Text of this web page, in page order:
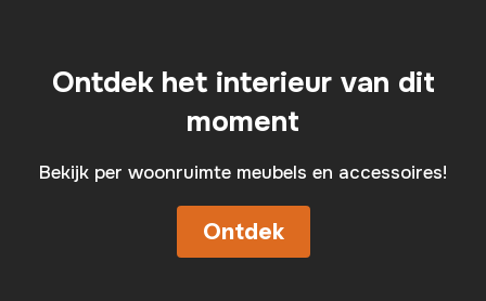
Ontdek het interieur van dit
moment
Bekijk per woonruimte meubels en accessoires!
Ontdek